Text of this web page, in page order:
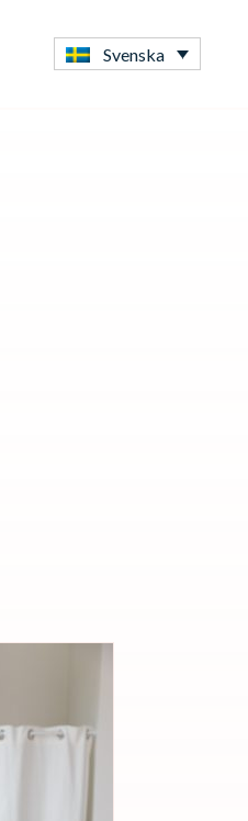
Svenska